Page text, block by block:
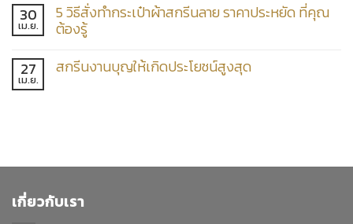
30
เม.ย.
5 วิธีสั่งทำกระเป๋าผ้าสกรีนลาย ราคาประหยัด ที่คุณ
ต้องรู้
27
เม.ย.
สกรีนงานบุญให้เกิดประโยชน์สูงสุด
เกี่ยวกับเรา